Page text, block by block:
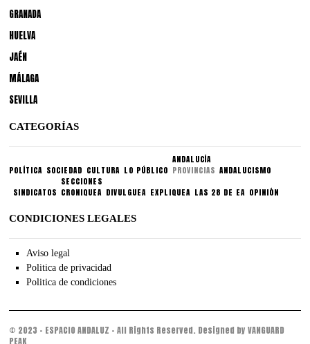
GRANADA
HUELVA
JAÉN
MÁLAGA
SEVILLA
CATEGORÍAS
POLÍTICA SOCIEDAD CULTURA LO PÚBLICO
ANDALUCÍA
PROVINCIAS ANDALUCISMO
SINDICATOS
SECCIONES
CRONIQUEA DIVULGUEA EXPLIQUEA LAS 28 DE EA OPINIÓN
CONDICIONES LEGALES
Aviso legal
Politica de privacidad
Politica de condiciones
© 2023 - ESPACIO ANDALUZ - All Rights Reserved. Designed by VANGUARD
PEAK